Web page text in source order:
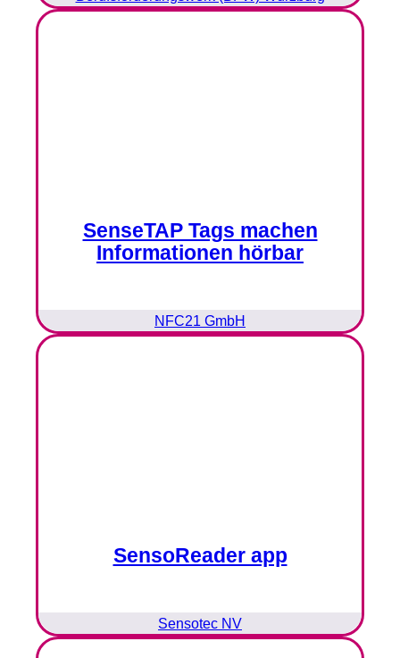
SenseTAP Tags machen
Informationen hörbar
NFC21 GmbH
SensoReader app
Sensotec NV